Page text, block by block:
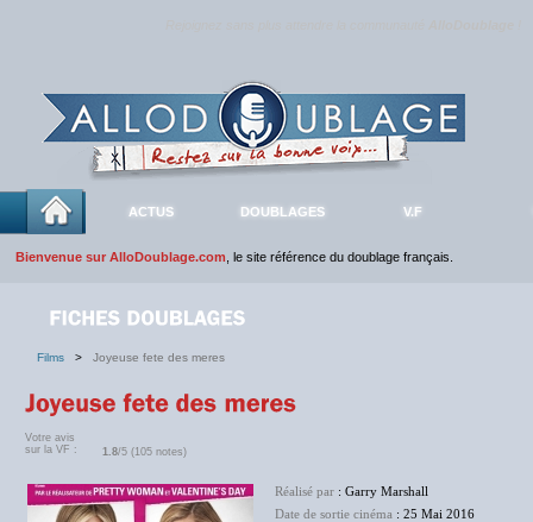
ACTUS DOUBLAGES V.F
Bienvenue sur AlloDoublage.com , le site référence du doublage français.
Films > Joyeuse fete des meres
Votre avis
sur la VF :
1.8/5 (105 notes)
Réalisé par : Garry Marshall
Date de sortie cinéma : 25 Mai 2016